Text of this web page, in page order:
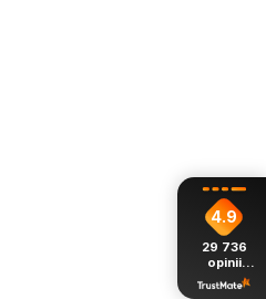
4.9
29 736
opinii
z całego
okresu